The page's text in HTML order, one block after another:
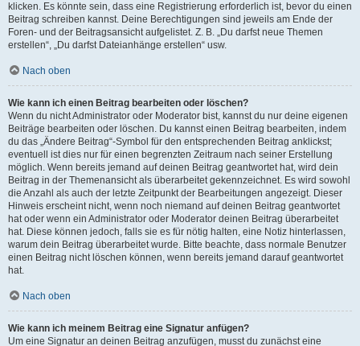
klicken. Es könnte sein, dass eine Registrierung erforderlich ist, bevor du einen
Beitrag schreiben kannst. Deine Berechtigungen sind jeweils am Ende der
Foren- und der Beitragsansicht aufgelistet. Z. B. „Du darfst neue Themen
erstellen“, „Du darfst Dateianhänge erstellen“ usw.
Nach oben
Wie kann ich einen Beitrag bearbeiten oder löschen?
Wenn du nicht Administrator oder Moderator bist, kannst du nur deine eigenen
Beiträge bearbeiten oder löschen. Du kannst einen Beitrag bearbeiten, indem
du das „Ändere Beitrag“-Symbol für den entsprechenden Beitrag anklickst;
eventuell ist dies nur für einen begrenzten Zeitraum nach seiner Erstellung
möglich. Wenn bereits jemand auf deinen Beitrag geantwortet hat, wird dein
Beitrag in der Themenansicht als überarbeitet gekennzeichnet. Es wird sowohl
die Anzahl als auch der letzte Zeitpunkt der Bearbeitungen angezeigt. Dieser
Hinweis erscheint nicht, wenn noch niemand auf deinen Beitrag geantwortet
hat oder wenn ein Administrator oder Moderator deinen Beitrag überarbeitet
hat. Diese können jedoch, falls sie es für nötig halten, eine Notiz hinterlassen,
warum dein Beitrag überarbeitet wurde. Bitte beachte, dass normale Benutzer
einen Beitrag nicht löschen können, wenn bereits jemand darauf geantwortet
hat.
Nach oben
Wie kann ich meinem Beitrag eine Signatur anfügen?
Um eine Signatur an deinen Beitrag anzufügen, musst du zunächst eine